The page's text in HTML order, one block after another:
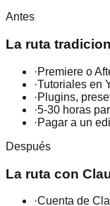
Antes
La ruta
·Premiere o
·Tutoriales en
·Plugins,
·5-30 horas
·Pagar a un
Después
La ruta con
·Cuenta de